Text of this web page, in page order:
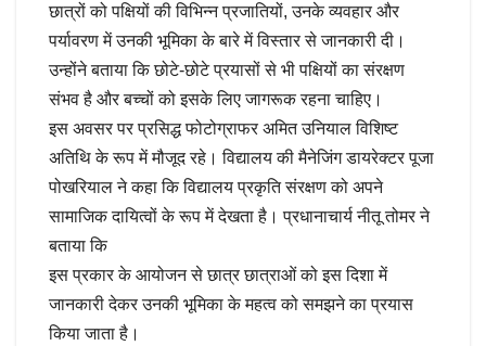
छात्रों को पक्षियों की विभिन्न प्रजातियों, उनके व्यवहार और
पर्यावरण में उनकी भूमिका के बारे में विस्तार से जानकारी दी।
उन्होंने बताया कि छोटे-छोटे प्रयासों से भी पक्षियों का संरक्षण
संभव है और बच्चों को इसके लिए जागरूक रहना चाहिए।
इस अवसर पर प्रसिद्ध फोटोग्राफर अमित उनियाल विशिष्ट
अतिथि के रूप में मौजूद रहे। विद्यालय की मैनेजिंग डायरेक्टर पूजा
पोखरियाल ने कहा कि विद्यालय प्रकृति संरक्षण को अपने
सामाजिक दायित्वों के रूप में देखता है। प्रधानाचार्य नीतू तोमर ने
बताया कि
इस प्रकार के आयोजन से छात्र छात्राओं को इस दिशा में
जानकारी देकर उनकी भूमिका के महत्व को समझने का प्रयास
किया जाता है।